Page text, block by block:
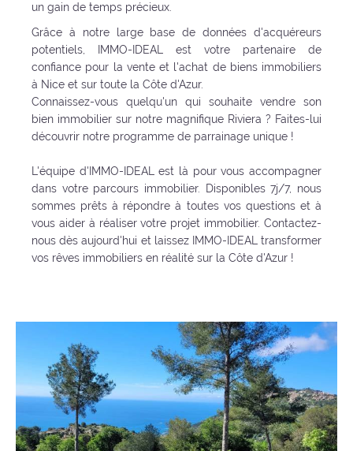
un gain de temps précieux.
Grâce à notre large base de données d'acquéreurs
potentiels, IMMO-IDEAL est votre partenaire de
confiance pour la vente et l'achat de biens immobiliers
à Nice et sur toute la Côte d'Azur.
Connaissez-vous quelqu'un qui souhaite vendre son
bien immobilier sur notre magnifique Riviera ? Faites-lui
découvrir notre programme de parrainage unique !
L'équipe d'IMMO-IDEAL est là pour vous accompagner
dans votre parcours immobilier. Disponibles 7j/7, nous
sommes prêts à répondre à toutes vos questions et à
vous aider à réaliser votre projet immobilier. Contactez-
nous dès aujourd'hui et laissez IMMO-IDEAL transformer
vos rêves immobiliers en réalité sur la Côte d'Azur !